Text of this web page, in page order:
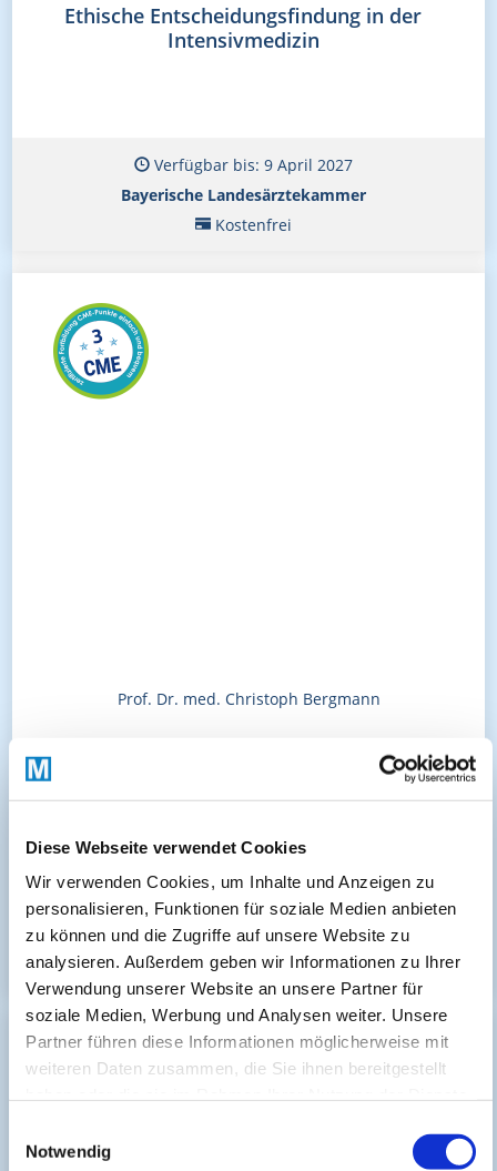
Diese Webseite verwendet Cookies
Wir verwenden Cookies, um Inhalte und Anzeigen zu
personalisieren, Funktionen für soziale Medien anbieten
zu können und die Zugriffe auf unsere Website zu
analysieren. Außerdem geben wir Informationen zu Ihrer
Verwendung unserer Website an unsere Partner für
soziale Medien, Werbung und Analysen weiter. Unsere
Partner führen diese Informationen möglicherweise mit
weiteren Daten zusammen, die Sie ihnen bereitgestellt
Notwendig
Ethische Entscheidungsfindung in der
Intensivmedizin
Verfügbar bis: 9 April 2027
Bayerische Landesärztekammer
Kostenfrei
Prof. Dr. med. Christoph Bergmann
Basophilenaktivierungstest: Verbindung von
Allergologie und Onkologie für diagnostische,
therapeutische und prognostische An
Positionspapier der EAAC
Verfügbar bis: 14 Februar 2027
Bayerische Landesärztekammer
Kostenfrei
Live